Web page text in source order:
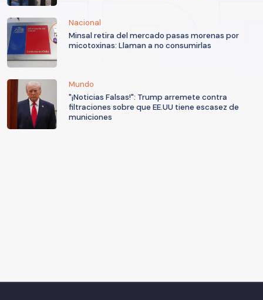
Nacional
Minsal retira del mercado pasas morenas por
micotoxinas: Llaman a no consumirlas
Mundo
"¡Noticias Falsas!": Trump arremete contra
filtraciones sobre que EE.UU tiene escasez de
municiones